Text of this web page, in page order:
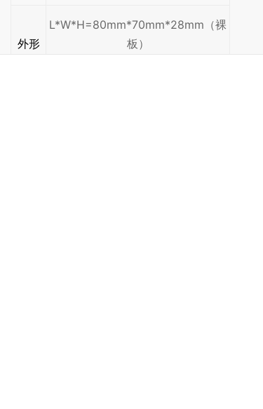
外形
L*W*H=80mm*70mm*28mm（裸
板）